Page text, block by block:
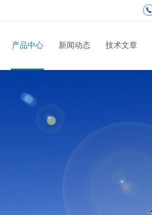
产品中心 新闻动态 技术文章